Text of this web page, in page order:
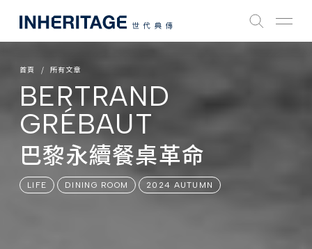
首頁 所有文章
BERTRAND
GRÉBAUT
巴黎永續餐桌革命
LIFE DINING ROOM 2024 AUTUMN